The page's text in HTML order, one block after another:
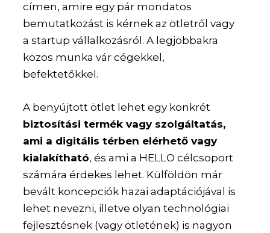
címen, amire egy pár mondatos
bemutatkozást is kérnek az ötletről vagy
a startup vállalkozásról. A legjobbakra
közös munka vár cégekkel,
befektetőkkel.
A benyújtott ötlet lehet egy konkrét
biztosítási termék vagy szolgáltatás,
ami a digitális térben elérhető vagy
kialakítható, és ami a HELLO célcsoport
számára érdekes lehet. Külföldön már
bevált koncepciók hazai adaptációjával is
lehet nevezni, illetve olyan technológiai
fejlesztésnek (vagy ötletének) is nagyon